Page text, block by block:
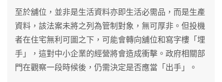
至於舖位，並非是生活資料亦即生活必需品，而是生產
資料，該法案未將之列為管制對象，無可厚非。但投機
者在住宅無利可圖之下，可能會轉向舖位和寫字樓「埋
手」，這對中小企業的經營將會造成衝擊。政府相關部
門在觀察一段時候後，仍需決定是否應當「出手」。